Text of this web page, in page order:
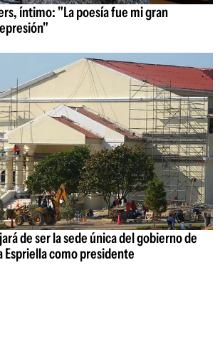
íntimo: "La poesía fue mi gran
de ser la sede única del gobierno de
Espriella como presidente